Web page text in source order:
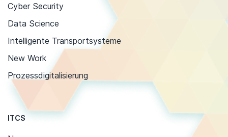
Cyber Security
Data Science
Intelligente Transportsysteme
New Work
Prozessdigitalisierung
ITCS